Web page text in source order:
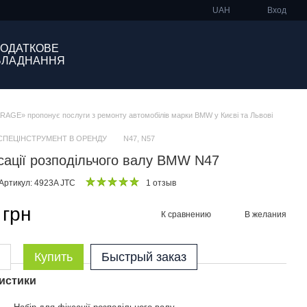
UAH Вход
пропонує послуги з ремонту автомобілів марки BMW у Києві та Львові
В ОРЕНДУ N47, N57
розподільчого валу BMW N47
4923A JTC 1 отзыв
К сравнению В желания
Купить Быстрый заказ